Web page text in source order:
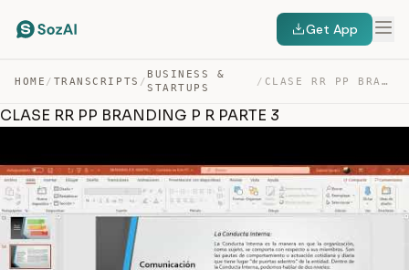
Get App
HOME / TRANSCRIPTS /
BUSINESS &
STARTUPS
/ CLASE RR PP BRANDING P R PARTE 3 — TRANSCRIPT
CLASE RR PP BRANDING P R PARTE 3